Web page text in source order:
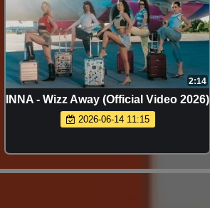
2:14
INNA - Wizz Away (Official Video 2026)
2026-06-14 11:15